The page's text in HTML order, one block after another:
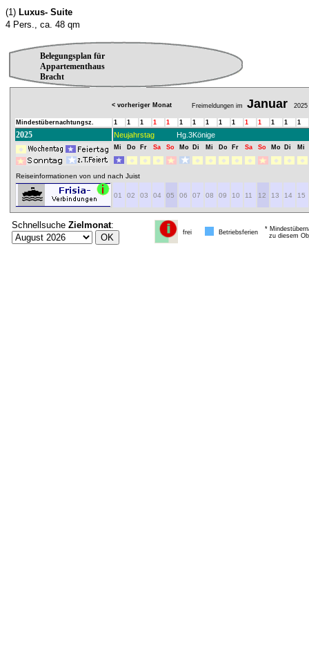
(1) Luxus- Suite
4 Pers., ca. 48 qm
Belegungsplan für
Appartementhaus
Bracht
< vorheriger Monat Freimeldungen im Januar 2025
Mindestübernachtungsz. 1 1 1 1 1 1 1 1 1 1 1 1 1 1 1
2025 Neujahrstag Hg.3Könige
Mi Do Fr Sa So Mo Di Mi Do Fr Sa So Mo Di Mi
Reiseinformationen von und nach Juist
01 02 03 04 05 06 07 08 09 10 11 12 13 14 15
Schnellsuche Zielmonat:
frei Betriebsferien
*
zu diesem